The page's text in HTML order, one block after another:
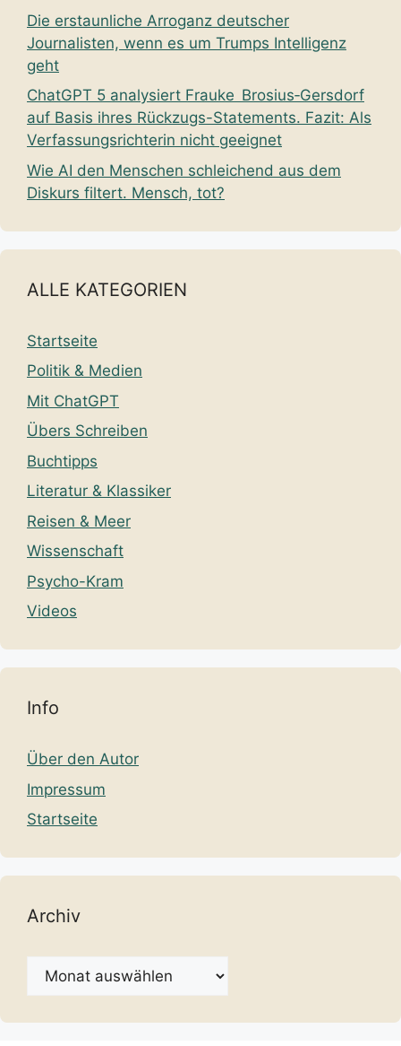
Die erstaunliche Arroganz deutscher
Journalisten, wenn es um Trumps Intelligenz
geht
ChatGPT 5 analysiert Frauke Brosius‑Gersdorf
auf Basis ihres Rückzugs-Statements. Fazit: Als
Verfassungsrichterin nicht geeignet
Wie AI den Menschen schleichend aus dem
Diskurs filtert. Mensch, tot?
ALLE KATEGORIEN
Startseite
Politik & Medien
Mit ChatGPT
Übers Schreiben
Buchtipps
Literatur & Klassiker
Reisen & Meer
Wissenschaft
Psycho-Kram
Videos
Info
Über den Autor
Impressum
Startseite
Archiv
Archiv